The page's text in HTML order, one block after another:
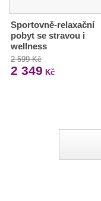
Sportovně-relaxační
pobyt se stravou i
wellness
2 599 Kč
2 349 Kč